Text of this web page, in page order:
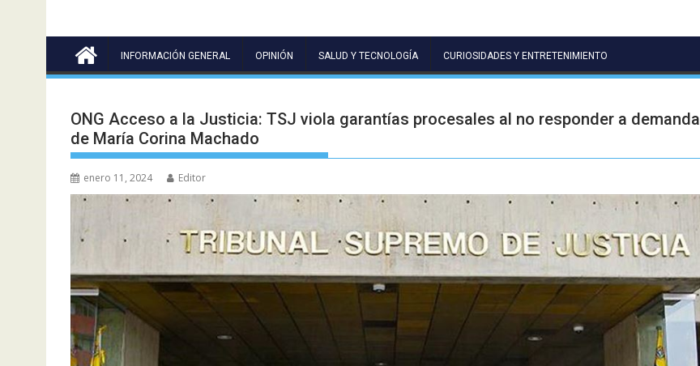
INFORMACIÓN GENERAL OPINIÓN SALUD Y TECNOLOGÍA CURIOSIDADES Y ENTRETENIMIENTO
ONG Acceso a la Justicia: TSJ viola garantías procesales al no responder a demanda
de María Corina Machado
enero 11, 2024 Editor